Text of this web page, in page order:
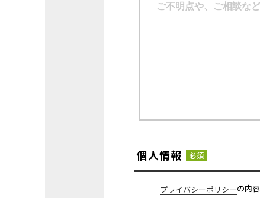
個人情報 必須
プライバシーポリシーの内